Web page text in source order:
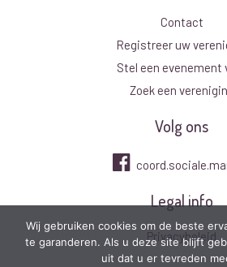
Contact
Registreer uw
Stel een evenement
Zoek een
Volg ons
Legal info
Privacybeleid
Wij gebruiken cookies om de beste
te garanderen. Als u deze site blijft
uit dat u er tevreden